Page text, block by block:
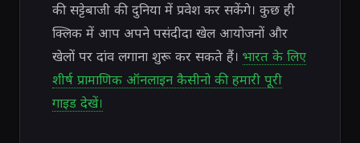
की सट्टेबाजी की दुनिया में प्रवेश कर सकेंगे। कुछ ही
क्लिक में आप अपने पसंदीदा खेल आयोजनों और
खेलों पर दांव लगाना शुरू कर सकते हैं। भारत के लिए
शीर्ष प्रामाणिक ऑनलाइन कैसीनो की हमारी पूरी
गाइड देखें।